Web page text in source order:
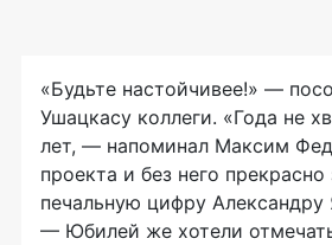
«Будьте настойчивее!» —
Ушацкасу коллеги. «Года не
лет, — напоминал Максим
проекта и без него
печальную цифру Александру
— Юбилей же хотели